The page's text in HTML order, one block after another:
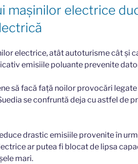
mașinilor electrice
electrice, atât autoturisme cât și
emisiile poluante prevenite
să facă față noilor provocări
se confruntă deja cu astfel de
drastic emisiile provenite în
ar putea fi blocat de lipsa
mari.